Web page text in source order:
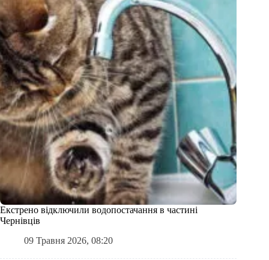
Екстрено відключили водопостачання в частині
Чернівців
09 Травня 2026, 08:20